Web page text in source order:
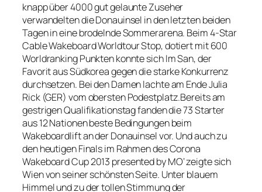
knapp über 4000 gut gelaunte Zuseher
verwandelten die Donauinsel in den letzten beiden
Tagen in eine brodelnde Sommerarena. Beim 4-Star
Cable Wakeboard Worldtour Stop, dotiert mit 600
Worldranking Punkten konnte sich Im San, der
Favorit aus Südkorea gegen die starke Konkurrenz
durchsetzen. Bei den Damen lachte am Ende Julia
Rick (GER) vom obersten Podestplatz.Bereits am
gestrigen Qualifikationstag fanden die 73 Starter
aus 12 Nationen beste Bedingungen beim
Wakeboardlift an der Donauinsel vor. Und auch zu
den heutigen Finals im Rahmen des Corona
Wakeboard Cup 2013 presented by MO‘ zeigte sich
Wien von seiner schönsten Seite. Unter blauem
Himmel und zu der tollen Stimmung der